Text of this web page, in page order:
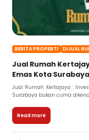
BERITA PROPERTI DIJUAL
Jual Rumah
Emas Kota Surabaya
Jual Rumah Kertajaya :
Surabaya bukan cuma
Read more